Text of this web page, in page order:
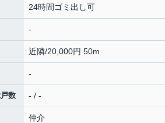
24時間ゴミ出し可
-
近隣/20,000円 50m
-
数 - / -
仲介